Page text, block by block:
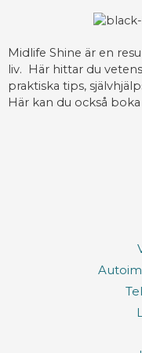
Midlife Shine är en
liv. Här hittar du
praktiska tips,
Här kan du också